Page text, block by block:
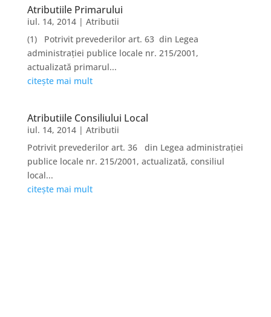
Atributiile Primarului
iul. 14, 2014| Atributii
(1) Potrivit prevederilor art. 63 din Legea
administraţiei publice locale nr. 215/2001,
actualizată primarul...
citește mai mult
Atributiile Consiliului Local
iul. 14, 2014| Atributii
Potrivit prevederilor art. 36 din Legea administraţiei
publice locale nr. 215/2001, actualizată, consiliul
local...
citește mai mult